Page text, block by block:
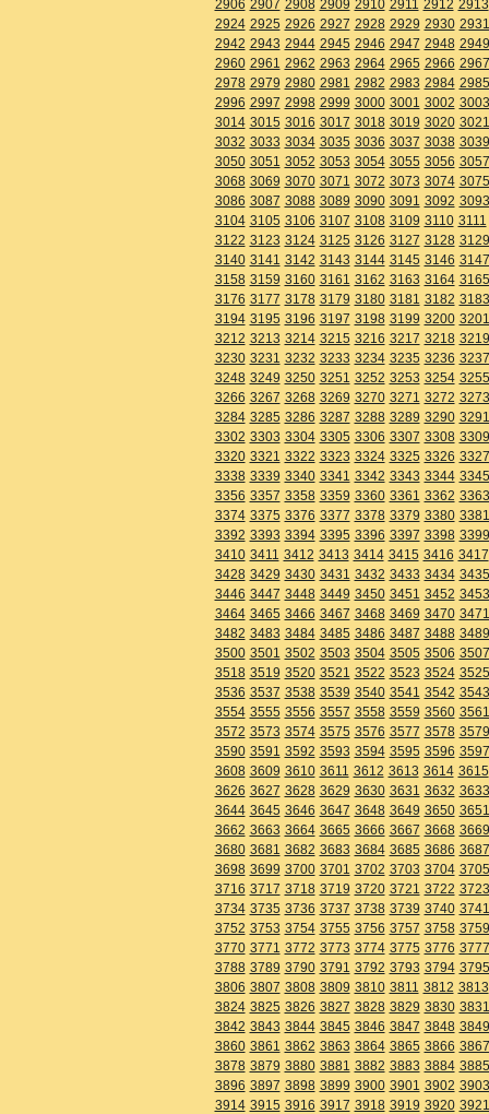
2906 2907 2908 2909 2910 2911 2912 2913
2924 2925 2926 2927 2928 2929 2930 2931
2942 2943 2944 2945 2946 2947 2948 2949
2960 2961 2962 2963 2964 2965 2966 2967
2978 2979 2980 2981 2982 2983 2984 2985
2996 2997 2998 2999 3000 3001 3002 3003
3014 3015 3016 3017 3018 3019 3020 3021
3032 3033 3034 3035 3036 3037 3038 3039
3050 3051 3052 3053 3054 3055 3056 3057
3068 3069 3070 3071 3072 3073 3074 3075
3086 3087 3088 3089 3090 3091 3092 3093
3104 3105 3106 3107 3108 3109 3110 3111
3122 3123 3124 3125 3126 3127 3128 3129
3140 3141 3142 3143 3144 3145 3146 3147
3158 3159 3160 3161 3162 3163 3164 3165
3176 3177 3178 3179 3180 3181 3182 3183
3194 3195 3196 3197 3198 3199 3200 3201
3212 3213 3214 3215 3216 3217 3218 3219
3230 3231 3232 3233 3234 3235 3236 3237
3248 3249 3250 3251 3252 3253 3254 3255
3266 3267 3268 3269 3270 3271 3272 3273
3284 3285 3286 3287 3288 3289 3290 3291
3302 3303 3304 3305 3306 3307 3308 3309
3320 3321 3322 3323 3324 3325 3326 3327
3338 3339 3340 3341 3342 3343 3344 3345
3356 3357 3358 3359 3360 3361 3362 3363
3374 3375 3376 3377 3378 3379 3380 3381
3392 3393 3394 3395 3396 3397 3398 3399
3410 3411 3412 3413 3414 3415 3416 3417
3428 3429 3430 3431 3432 3433 3434 3435
3446 3447 3448 3449 3450 3451 3452 3453
3464 3465 3466 3467 3468 3469 3470 3471
3482 3483 3484 3485 3486 3487 3488 3489
3500 3501 3502 3503 3504 3505 3506 3507
3518 3519 3520 3521 3522 3523 3524 3525
3536 3537 3538 3539 3540 3541 3542 3543
3554 3555 3556 3557 3558 3559 3560 3561
3572 3573 3574 3575 3576 3577 3578 3579
3590 3591 3592 3593 3594 3595 3596 3597
3608 3609 3610 3611 3612 3613 3614 3615
3626 3627 3628 3629 3630 3631 3632 3633
3644 3645 3646 3647 3648 3649 3650 3651
3662 3663 3664 3665 3666 3667 3668 3669
3680 3681 3682 3683 3684 3685 3686 3687
3698 3699 3700 3701 3702 3703 3704 3705
3716 3717 3718 3719 3720 3721 3722 3723
3734 3735 3736 3737 3738 3739 3740 3741
3752 3753 3754 3755 3756 3757 3758 3759
3770 3771 3772 3773 3774 3775 3776 3777
3788 3789 3790 3791 3792 3793 3794 3795
3806 3807 3808 3809 3810 3811 3812 3813
3824 3825 3826 3827 3828 3829 3830 3831
3842 3843 3844 3845 3846 3847 3848 3849
3860 3861 3862 3863 3864 3865 3866 3867
3878 3879 3880 3881 3882 3883 3884 3885
3896 3897 3898 3899 3900 3901 3902 3903
3914 3915 3916 3917 3918 3919 3920 3921